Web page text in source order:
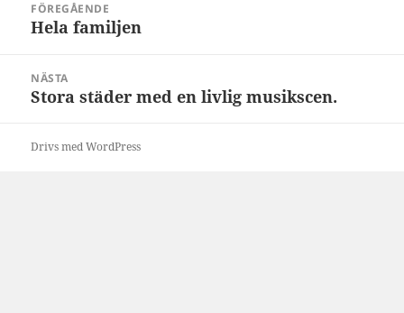
FÖREGÅENDE
Föregående
Hela familjen
NÄSTA
Nästa
Stora städer med en livlig musikscen.
Drivs med WordPress